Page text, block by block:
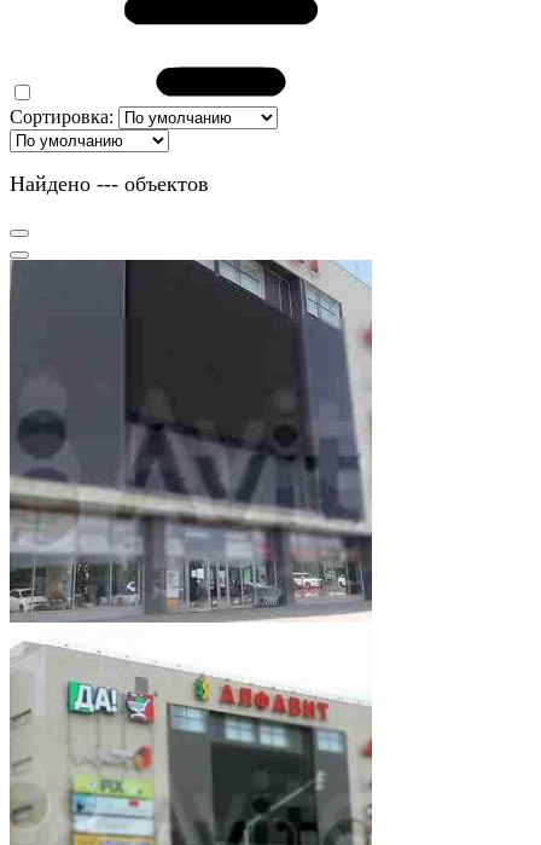
Сортировка:
Найдено --- объектов